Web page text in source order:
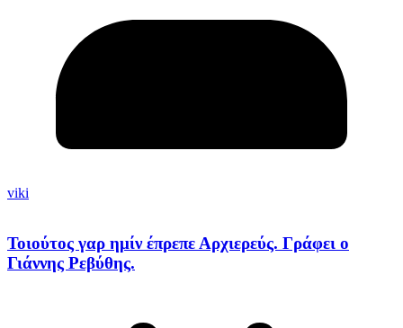
viki
Τοιούτος γαρ ημίν έπρεπε Αρχιερεύς. Γράφει ο
Γιάννης Ρεβύθης.